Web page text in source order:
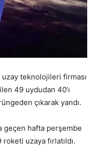
teknolojileri firması
49 uydudan 40’ı
çıkarak yandı.
geçen hafta perşembe
uzaya fırlatıldı.